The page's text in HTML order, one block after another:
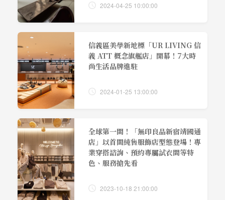
2024-04-25 10:00:00
信義區美學新地標「UR LIVING 信
義 ATT 概念旗艦店」開幕！7大時
尚生活品牌進駐
2024-01-25 13:00:00
全球第一間！「無印良品新宿靖國通
店」以首間純售服飾店型態登場！專
業穿搭諮詢、預約專屬試衣間等特
色、服務搶先看
2023-10-18 21:00:00